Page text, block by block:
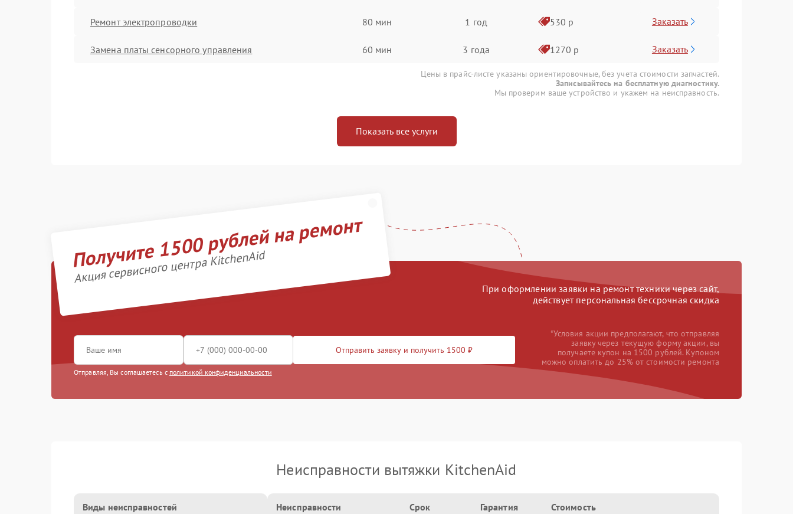
Ремонт электропроводки 80 мин 1 год 530 р Заказать
Замена платы сенсорного управления 60 мин 3 года 1270 р Заказать
Цены в прайс-листе указаны ориентировочные, без учета стоимости запчастей.
Записывайтесь на бесплатную диагностику.
Мы проверим ваше устройство и укажем на неисправность.
Показать все услуги
Получите 1500 рублей на ремонт
Акция сервисного центра KitchenAid
При оформлении заявки на ремонт техники через сайт,
действует персональная бессрочная скидка
Отправить заявку и получить 1500 ₽
Отправляя, Вы соглашаетесь с политикой конфиденциальности
*Условия акции предполагают, что отправляя
заявку через текущую форму акции, вы
получаете купон на 1500 рублей. Купоном
можно оплатить до 25% от стоимости ремонта
Неисправности вытяжки KitchenAid
Виды неисправностей Неисправности Срок Гарантия Стоимость